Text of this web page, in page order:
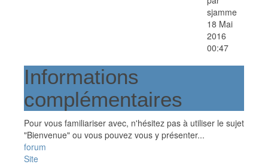
sjamme
18 Mai
2016
00:47
Informations
complémentaires
Pour vous familiariser avec, n'hésitez pas à utiliser le sujet
"Bienvenue" ou vous pouvez vous y présenter...
forum
Site